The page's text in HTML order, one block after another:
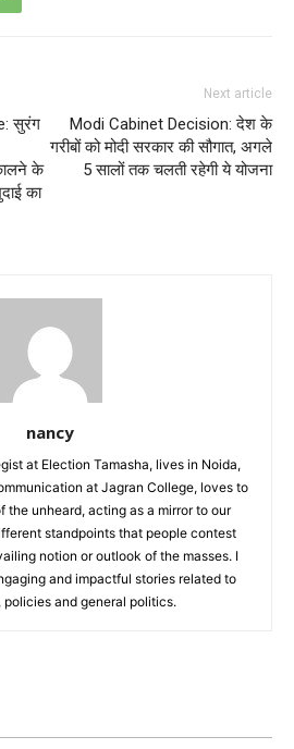
सुरंग
के
का
Next article
Modi Cabinet Decision: देश के
गरीबों को मोदी सरकार की सौगात, अगले
5 सालों तक चलती रहेगी ये योजना
nancy
at Election Tamasha, lives in Noida,
at Jagran College, loves to
the unheard, acting as a mirror to our
standpoints that people contest
notion or outlook of the masses. I
and impactful stories related to
and general politics.